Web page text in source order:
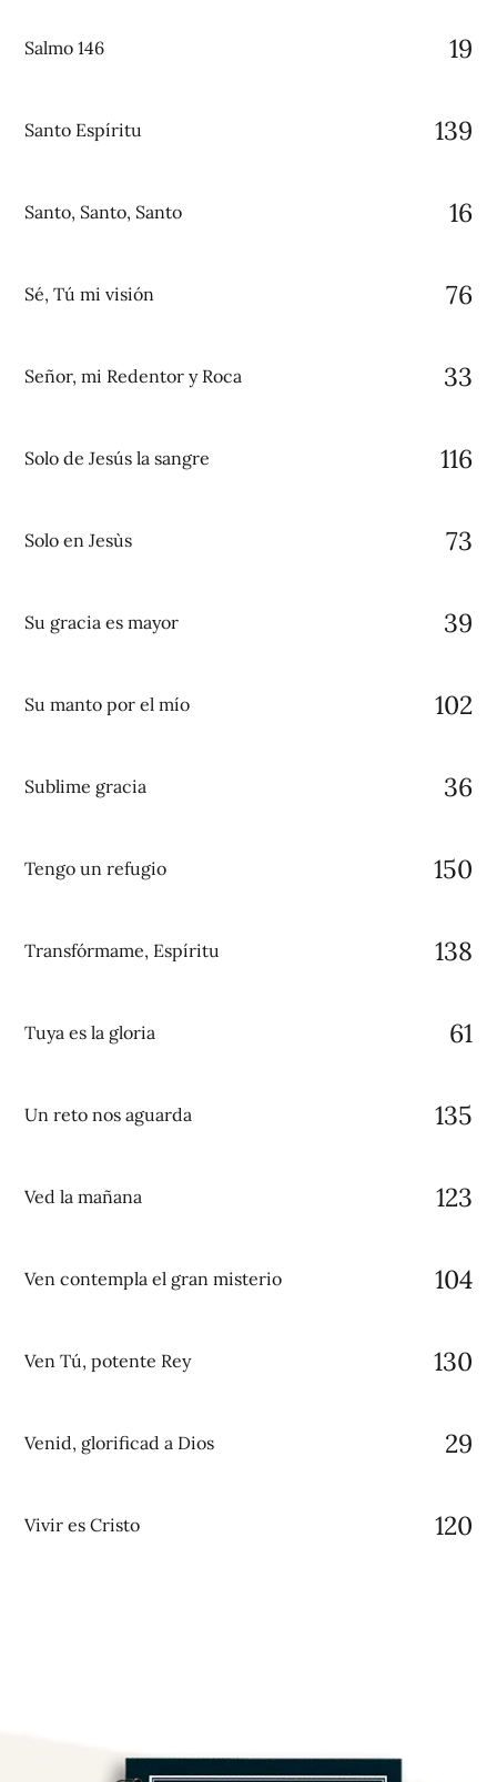
Salmo 146 19
Santo Espíritu 139
Santo, Santo, Santo 16
Sé, Tú mi visión 76
Señor, mi Redentor y Roca 33
Solo de Jesús la sangre 116
Solo en Jesùs 73
Su gracia es mayor 39
Su manto por el mío 102
Sublime gracia 36
Tengo un refugio 150
Transfórmame, Espíritu 138
Tuya es la gloria 61
Un reto nos aguarda 135
Ved la mañana 123
Ven contempla el gran misterio 104
Ven Tú, potente Rey 130
Venid, glorificad a Dios 29
Vivir es Cristo 120